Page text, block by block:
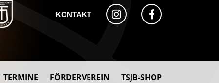
KONTAKT
TERMINE FÖRDERVEREIN TSJB-SHOP